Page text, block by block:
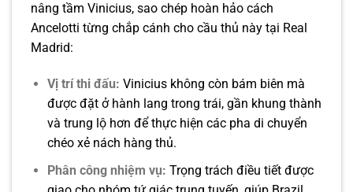
nâng tầm Vinicius, sao chép hoàn hảo cách
Ancelotti từng chắp cánh cho cầu thủ này tại Real
Madrid:
Vị trí thi đấu: Vinicius không còn bám biên mà
được đặt ở hành lang trong trái, gần khung thành
và trung lộ hơn để thực hiện các pha di chuyển
chéo xẻ nách hàng thủ.
Phân công nhiệm vụ: Trọng trách điều tiết được